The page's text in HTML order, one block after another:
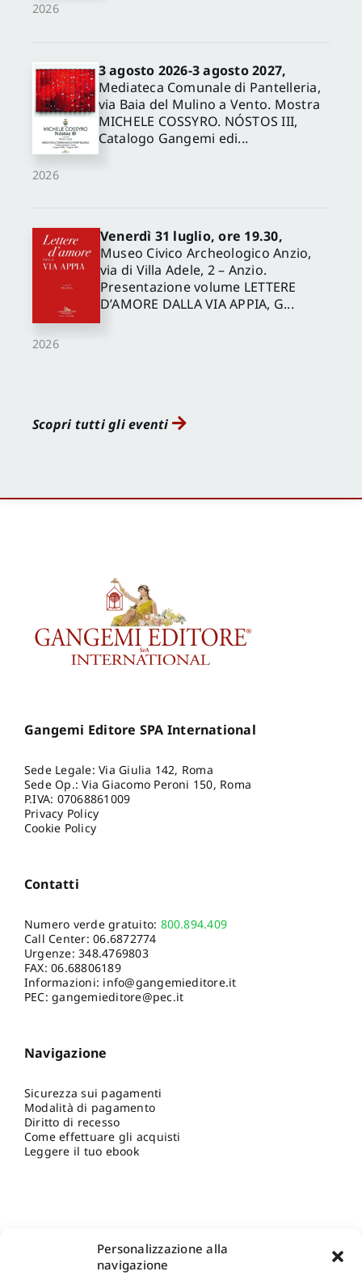
Personalizzazione alla
navigazione
2026
2026
3 agosto 2026-3 agosto 2027,
Mediateca Comunale di Pantelleria,
via Baia del Mulino a Vento. Mostra
MICHELE COSSYRO. NÓSTOS III,
Catalogo Gangemi edi...
2026
Venerdì 31 luglio, ore 19.30,
Museo Civico Archeologico Anzio,
via di Villa Adele, 2 – Anzio.
Presentazione volume LETTERE
D’AMORE DALLA VIA APPIA, G...
Scopri tutti gli eventi
Gangemi Editore SPA International
Sede Legale: Via Giulia 142, Roma
Sede Op.: Via Giacomo Peroni 150, Roma
P.IVA: 07068861009
Privacy Policy
Cookie Policy
Contatti
Numero verde gratuito: 800.894.409
Call Center:06.6872774
Urgenze:348.4769803
FAX: 06.68806189
Informazioni: info@gangemieditore.it
PEC: gangemieditore@pec.it
Navigazione
Sicurezza sui pagamenti
Modalità di pagamento
Diritto di recesso
Come effettuare gli acquisti
Leggere il tuo ebook